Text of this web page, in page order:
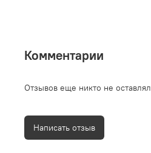
Комментарии
Отзывов еще никто не оставлял
Написать отзыв